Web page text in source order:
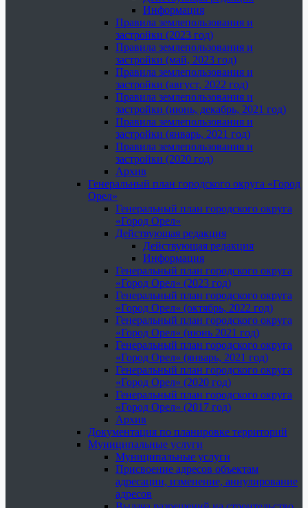
Информация
Правила землепользования и
застройки (2023 год)
Правила землепользования и
застройки (май, 2023 год)
Правила землепользования и
застройки (август, 2022 год)
Правила землепользования и
застройки (июнь, декабрь, 2021 год)
Правила землепользования и
застройки (январь, 2021 год)
Правила землепользования и
застройки (2020 год)
Архив
Генеральный план городского округа «Город
Орел»
Генеральный план городского округа
«Город Орел»
Действующая редакция
Действующая редакция
Информация
Генеральный план городского округа
«Город Орел» (2023 год)
Генеральный план городского округа
«Город Орел» (октябрь, 2022 год)
Генеральный план городского округа
«Город Орел» (июнь 2021 год)
Генеральный план городского округа
«Город Орел» (январь, 2021 год)
Генеральный план городского округа
«Город Орел» (2020 год)
Генеральный план городского округа
«Город Орел» (2017 год)
Архив
Документация по планировке территорий
Муниципальные услуги
Муниципальные услуги
Присвоение адресов объектам
адресации, изменение, аннулирование
адресов